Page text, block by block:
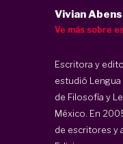
Vivian
Ve más sobre
Escritora y
estudió Lengua
de Filosofía y
México. En
de escritores y